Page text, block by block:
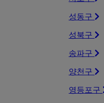
성동구
성북구
송파구
양천구
영등포구